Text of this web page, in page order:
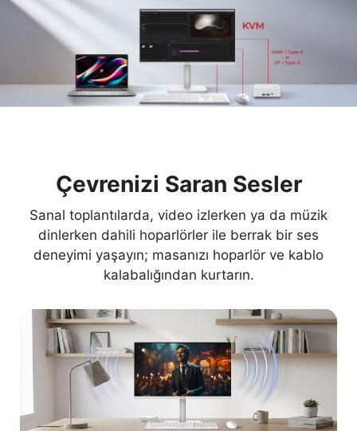
Çevrenizi Saran Sesler
Sanal toplantılarda, video izlerken ya da müzik
dinlerken dahili hoparlörler ile berrak bir ses
deneyimi yaşayın; masanızı hoparlör ve kablo
kalabalığından kurtarın.